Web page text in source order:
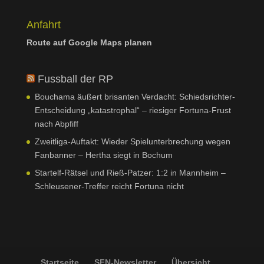
Anfahrt
Route auf Google Maps planen
Fussball der RP
Bouchama äußert brisanten Verdacht: Schiedsrichter-
Entscheidung „katastrophal“ – riesiger Fortuna-Frust
nach Abpfiff
Zweitliga-Auftakt: Wieder Spielunterbrechung wegen
Fanbanner – Hertha siegt in Bochum
Startelf-Rätsel und Rieß-Patzer: 1:2 in Mannheim –
Schleusener-Treffer reicht Fortuna nicht
et-editor-available-post-*
wordpress_logged_in_*
wordpress_test_cookie
wp-settings-*
wp-settings-time-*
Diese Kategorie umfasst alle Cookies, Domains und Dienste, die
nicht in die anderen spezifischen Kategorien fallen oder nicht
Details anzeigen
borlabs-cookie
et-editing-post-*
et-saved-post*